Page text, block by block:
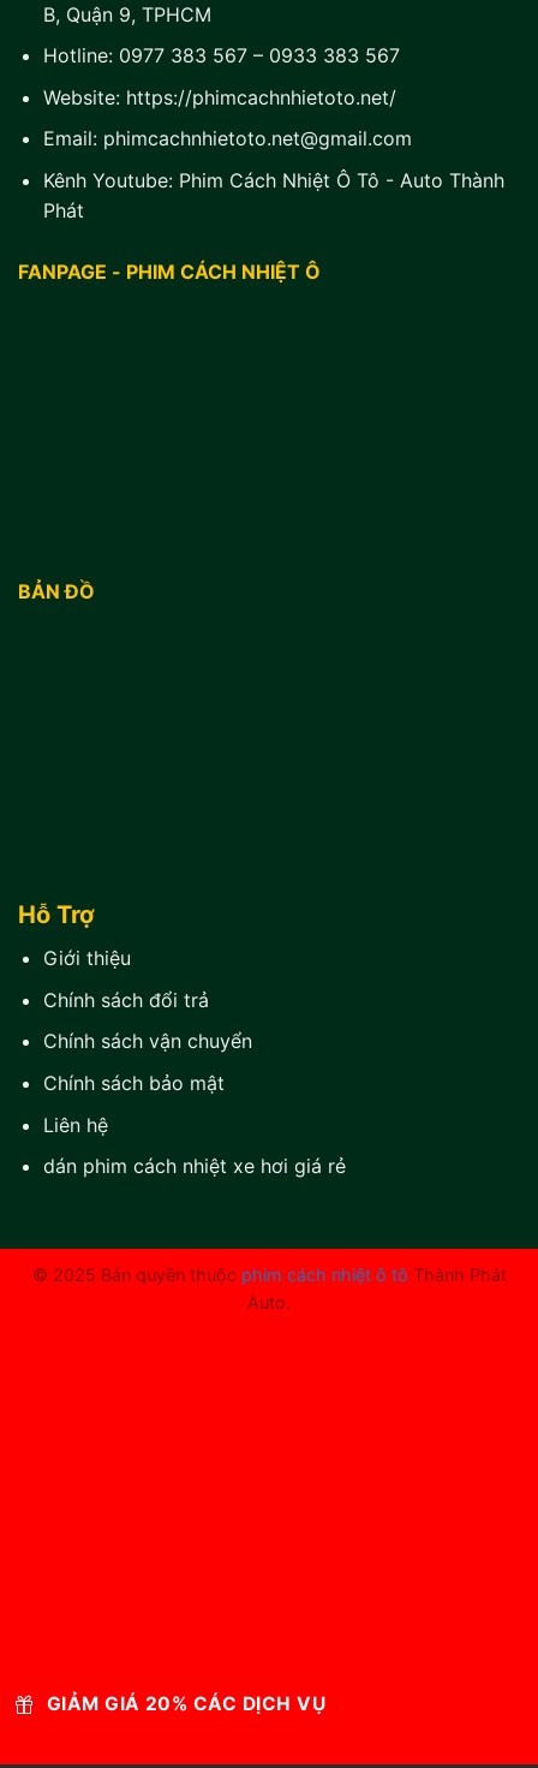
B, Quận 9, TPHCM
Hotline: 0977 383 567– 0933 383 567
Website: https://phimcachnhietoto.net/
Email: phimcachnhietoto.net@gmail.com
Kênh Youtube: Phim Cách Nhiệt Ô Tô - Auto Thành
Phát
FANPAGE - PHIM CÁCH NHIỆT Ô
BẢN ĐỒ
Hỗ Trợ
Giới thiệu
Chính sách đổi trả
Chính sách vận chuyển
Chính sách bảo mật
Liên hệ
dán phim cách nhiệt xe hơi giá rẻ
GIẢM GIÁ 20% CÁC DỊCH VỤ
© 2025 Bản quyền thuộc phim cách nhiệt ô tô Thành Phát
Auto.